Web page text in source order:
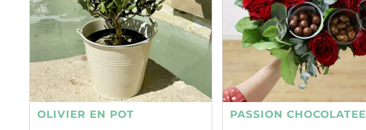
OLIVIER EN POT PASSION CHOCOLATEE